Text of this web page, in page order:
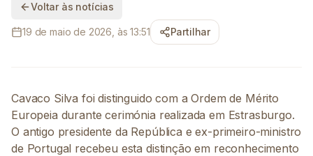
Voltar às notícias
19 de maio de 2026, às 13:51 Partilhar
Cavaco Silva foi distinguido com a Ordem de Mérito
Europeia durante cerimónia realizada em Estrasburgo.
O antigo presidente da República e ex-primeiro-ministro
de Portugal recebeu esta distinção em reconhecimento